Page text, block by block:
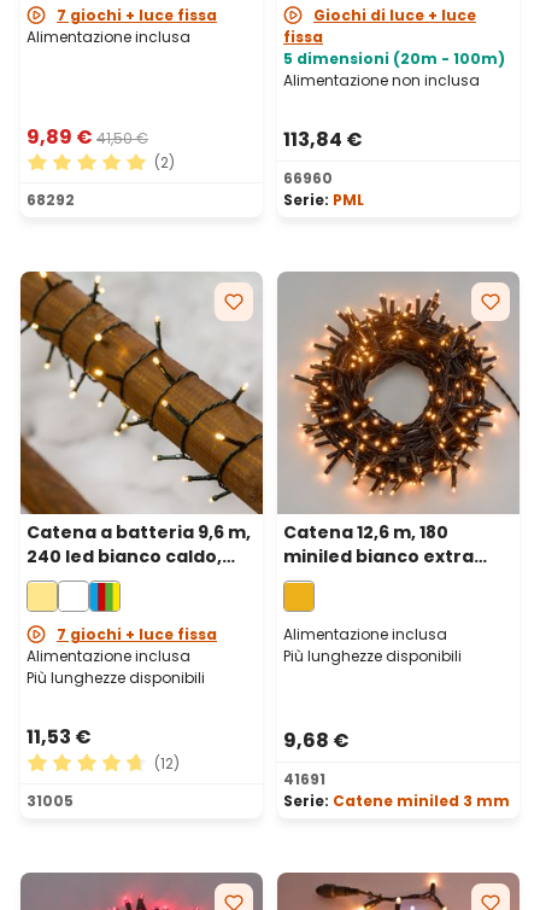
7 giochi + luce fissa
Alimentazione inclusa
9,89 € 41,50 €
Valutazione media di 5 su 5 stelle
(2)
68292
Giochi di luce + luce
fissa
5 dimensioni (20m - 100m)
Alimentazione non inclusa
113,84 €
66960
Serie: PML
Catena a batteria 9,6 m,
240 led bianco caldo,
cavo verde
7 giochi + luce fissa
Alimentazione inclusa
Più lunghezze disponibili
11,53 €
Valutazione media di 4.75 su 5 stelle
(12)
31005
Catena 12,6 m, 180
miniled bianco extra
caldo, cavo verde
Alimentazione inclusa
Più lunghezze disponibili
9,68 €
41691
Serie: Catene miniled 3 mm